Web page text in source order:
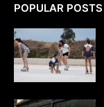
POPULAR POSTS